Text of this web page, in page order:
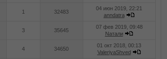
1 32483
04 июн 2019, 22:21
anndatra
3 35645
07 фев 2019, 09:48
Nатали
4 34650
01 окт 2018, 00:13
ValeriyaShved